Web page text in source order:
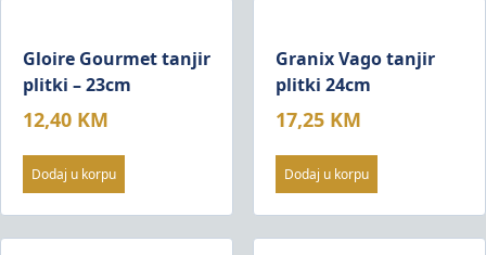
Gloire Gourmet tanjir
plitki – 23cm
12,40 KM
Dodaj u korpu
Granix Vago tanjir
plitki 24cm
17,25 KM
Dodaj u korpu